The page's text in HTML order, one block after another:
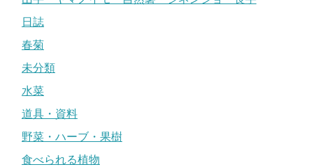
日誌
春菊
未分類
水菜
道具・資料
野菜・ハーブ・果樹
食べられる植物